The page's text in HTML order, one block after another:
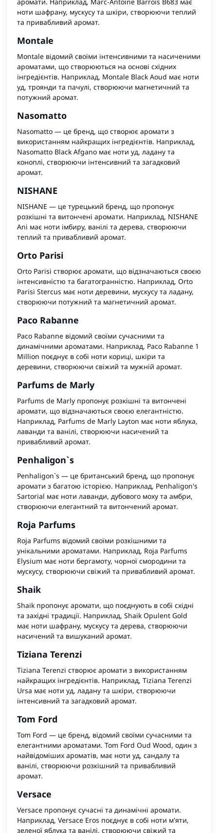
ноти шафрану, мускусу та шкіри, створюючи теплий
та привабливий аромат.
Montale
Montale відомий своїми інтенсивними та насиченими
ароматами, що створюються на основі східних
інгредієнтів. Наприклад, Montale Black Aoud має ноти
уд, троянди та пачулі, створюючи магнетичний та
потужний аромат.
Nasomatto
Nasomatto — це бренд, що створює аромати з
використанням найкращих інгредієнтів. Наприклад,
Nasomatto Black Afgano має ноти уд, ладану та
коноплі, створюючи інтенсивний та загадковий
аромат.
NISHANE
NISHANE — це турецький бренд, що пропонує
розкішні та витончені аромати. Наприклад, NISHANE
Ani має ноти імбиру, ванілі та дерева, створюючи
теплий та привабливий аромат.
Orto Parisi
Orto Parisi створює аромати, що відзначаються своєю
інтенсивністю та багатогранністю. Наприклад, Orto
Parisi Stercus має ноти деревини, мускусу та ладану,
створюючи потужний та магнетичний аромат.
Paco Rabanne
Paco Rabanne відомий своїми сучасними та
динамічними ароматами. Наприклад, Paco Rabanne 1
Million поєднує в собі ноти кориці, шкіри та
деревини, створюючи свіжий та мужній аромат.
Parfums de Marly
Parfums de Marly пропонує розкішні та витончені
аромати, що відзначаються своєю елегантністю.
Наприклад, Parfums de Marly Layton має ноти яблука,
лаванди та ванілі, створюючи насичений та
привабливий аромат.
Penhaligon`s
Penhaligon`s — це британський бренд, що пропонує
аромати з багатою історією. Наприклад, Penhaligon's
Sartorial має ноти лаванди, дубового моху та амбри,
створюючи елегантний та витончений аромат.
Roja Parfums
Roja Parfums відомий своїми розкішними та
унікальними ароматами. Наприклад, Roja Parfums
Elysium має ноти бергамоту, чорної смородини та
мускусу, створюючи свіжий та привабливий аромат.
Shaik
Shaik пропонує аромати, що поєднують в собі східні
та західні традиції. Наприклад, Shaik Opulent Gold
має ноти шафрану, мускусу та дерева, створюючи
насичений та вишуканий аромат.
Tiziana Terenzi
Tiziana Terenzi створює аромати з використанням
найкращих інгредієнтів. Наприклад, Tiziana Terenzi
Ursa має ноти уд, ладану та шкіри, створюючи
інтенсивний та загадковий аромат.
Tom Ford
Tom Ford — це бренд, відомий своїми сучасними та
елегантними ароматами. Tom Ford Oud Wood, один з
найвідоміших ароматів, має ноти уд, сандалу та
ванілі, створюючи розкішний та привабливий
аромат.
Versace
Versace пропонує сучасні та динамічні аромати.
Наприклад, Versace Eros поєднує в собі ноти м'яти,
зеленої яблука та ванілі, створюючи свіжий та